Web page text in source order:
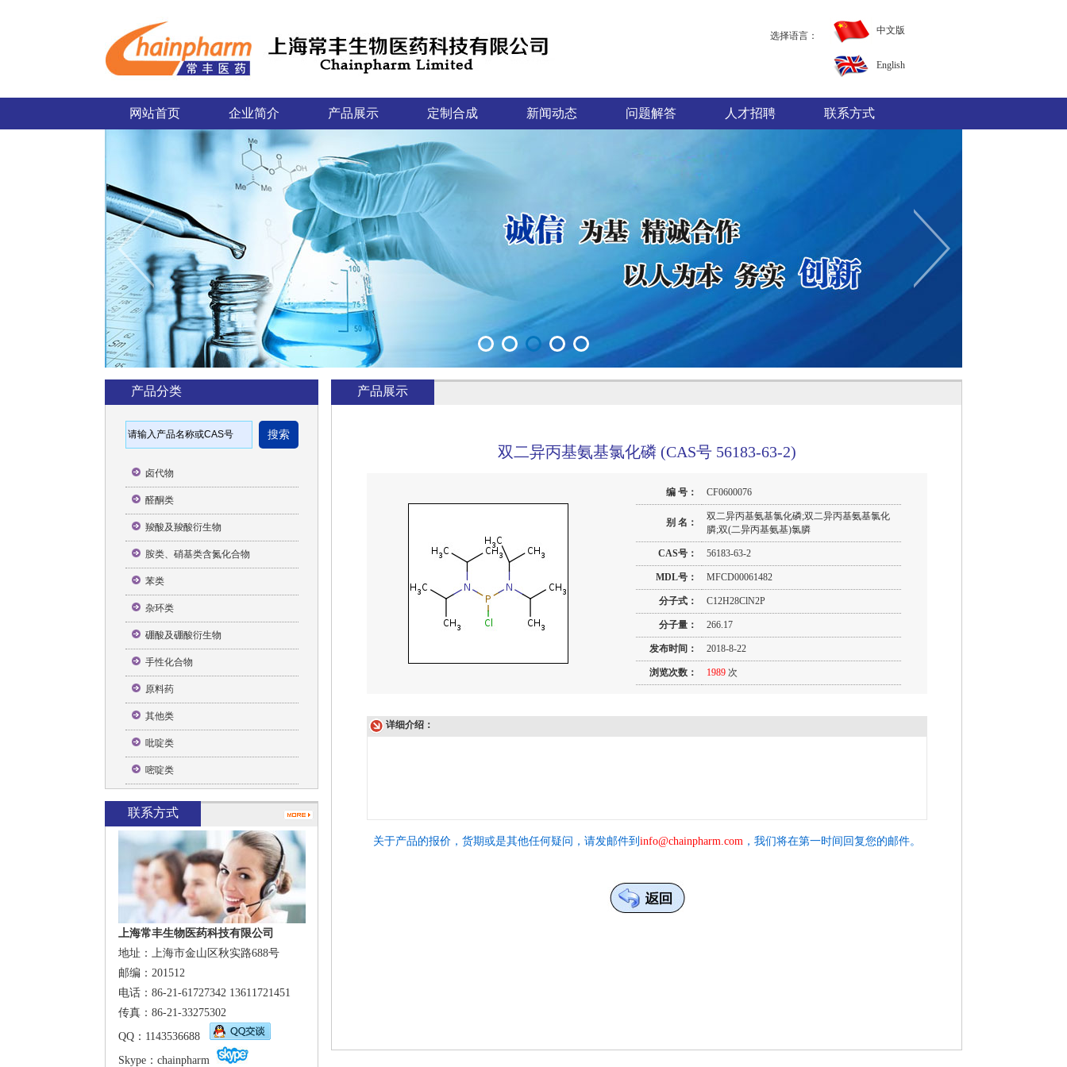
选择语言：
中文版
English
网站首页 企业简介 产品展示 定制合成 新闻动态 问题解答 人才招聘 联系方式
产品分类
卤代物
醛酮类
羧酸及羧酸衍生物
胺类、硝基类含氮化合物
苯类
杂环类
硼酸及硼酸衍生物
手性化合物
原料药
其他类
吡啶类
嘧啶类
联系方式
上海常丰生物医药科技有限公司
地址：上海市金山区秋实路688号
邮编：201512
电话：86-21-61727342 13611721451
传真：86-21-33275302
QQ：1143536688
Skype： chainpharm
产品展示
双二异丙基氨基氯化磷 (CAS号 56183-63-2)
编 号： CF0600076
别 名：
双二异丙基氨基氯化磷;双二异丙基氨基氯化
膦;双(二异丙基氨基)氯膦
CAS号： 56183-63-2
MDL号： MFCD00061482
分子式： C12H28ClN2P
分子量： 266.17
发布时间： 2018-8-22
浏览次数： 1989 次
详细介绍：
关于产品的报价，货期或是其他任何疑问，请发邮件到 info@chainpharm.com，我们将在第一时间回复您的邮件。